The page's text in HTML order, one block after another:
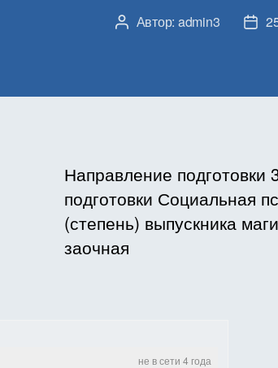
Автор
Автор: admin3
Дата
Направление
подготовки Социальная
(степень) выпускника
заочная
не в сети 4 года